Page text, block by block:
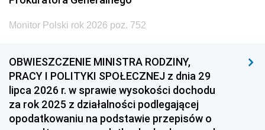
Monitor Polski rok 2026 poz. 752
OBWIESZCZENIE MINISTRA RODZINY,
PRACY I POLITYKI SPOŁECZNEJ z dnia 29
lipca 2026 r. w sprawie wysokości dochodu
za rok 2025 z działalności podlegającej
opodatkowaniu na podstawie przepisów o